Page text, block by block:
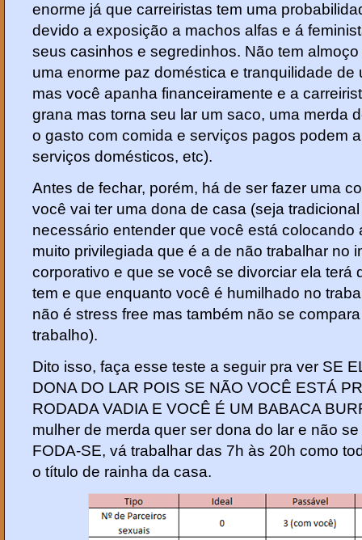
enorme já que carreiristas tem uma
devido a exposição a machos alfas e á
seus casinhos e segredinhos. Não tem
uma enorme paz doméstica e tranquilidade de
mas você apanha financeiramente e a
grana mas torna seu lar um saco, uma merda
o gasto com comida e serviços pagos podem
serviços domésticos, etc).
Antes de fechar, porém, há de ser fazer uma
você vai ter uma dona de casa (seja
necessário entender que você está
muito privilegiada que é a de não trabalhar no
corporativo e que se você se divorciar ela terá
tem e que enquanto você é humilhado no
não é stress free mas também não se
trabalho).
Dito isso, faça esse teste a seguir pra ver SE
DONA DO LAR POIS SE NÃO VOCÊ ESTÁ
RODADA VADIA E VOCÊ É UM BABACA
mulher de merda quer ser dona do lar e não
FODA-SE, vá trabalhar das 7h às 20h como
o título de rainha da casa.